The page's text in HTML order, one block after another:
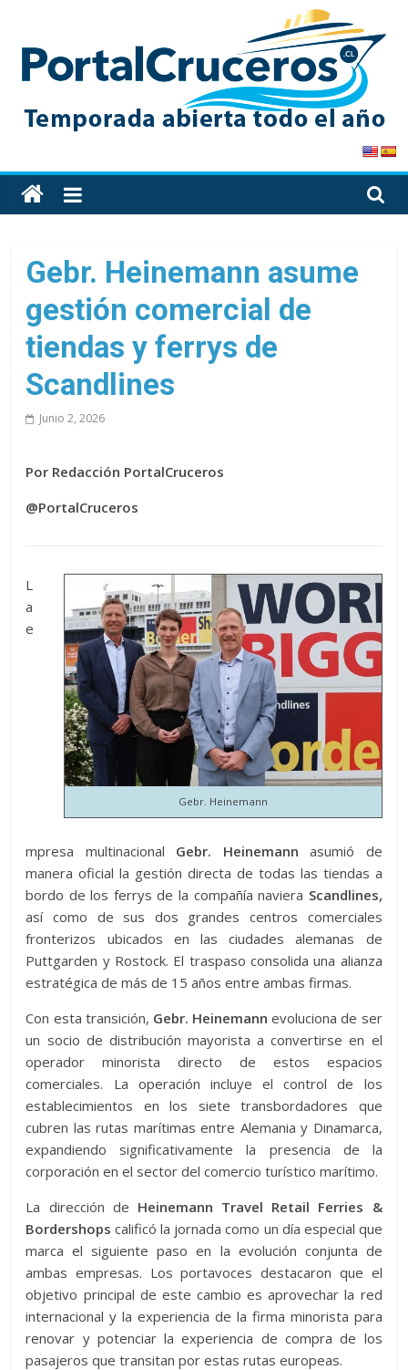
content
PortalCruceros
Toda
la
cruceros
en
un
solo
sitio
Gebr. Heinemann asume
gestión comercial de
tiendas y ferrys de
Scandlines
Junio 2, 2026
Por Redacción PortalCruceros
@PortalCruceros
Gebr. Heinemann
L
a
e
mpresa multinacional Gebr. Heinemann asumió de
manera oficial la gestión directa de todas las tiendas a
bordo de los ferrys de la compañía naviera Scandlines,
así como de sus dos grandes centros comerciales
fronterizos ubicados en las ciudades alemanas de
Puttgarden y Rostock. El traspaso consolida una alianza
estratégica de más de 15 años entre ambas firmas.
Con esta transición, Gebr. Heinemann evoluciona de ser
un socio de distribución mayorista a convertirse en el
operador minorista directo de estos espacios
comerciales. La operación incluye el control de los
establecimientos en los siete transbordadores que
cubren las rutas marítimas entre Alemania y Dinamarca,
expandiendo significativamente la presencia de la
corporación en el sector del comercio turístico marítimo.
La dirección de Heinemann Travel Retail Ferries &
Bordershops calificó la jornada como un día especial que
marca el siguiente paso en la evolución conjunta de
ambas empresas. Los portavoces destacaron que el
objetivo principal de este cambio es aprovechar la red
internacional y la experiencia de la firma minorista para
renovar y potenciar la experiencia de compra de los
pasajeros que transitan por estas rutas europeas.